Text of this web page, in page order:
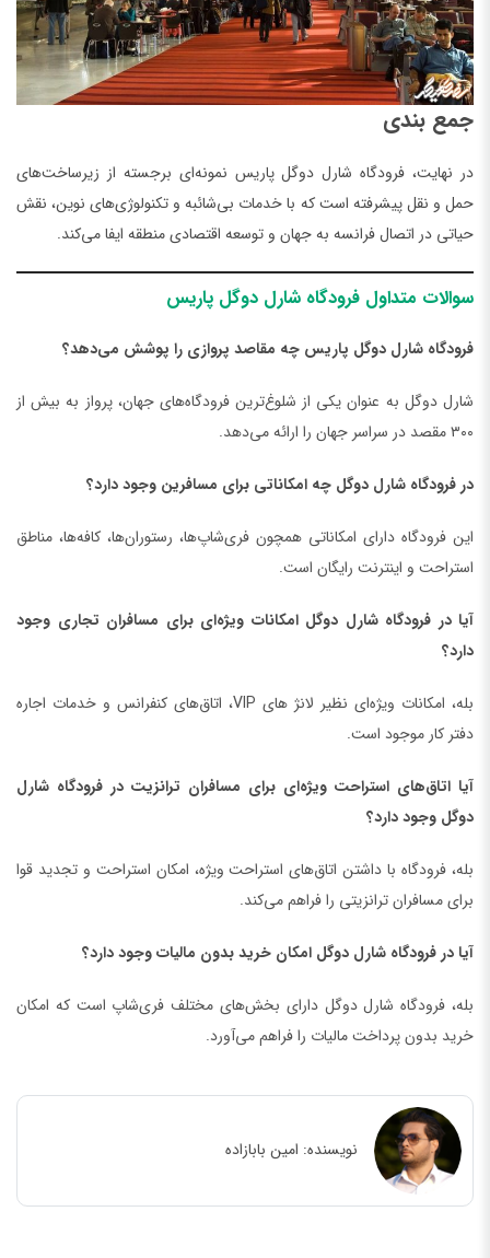
جمع بندی
در نهایت، فرودگاه شارل دوگل پاریس نمونه‌ای برجسته از زیرساخت‌های
حمل و نقل پیشرفته است که با خدمات بی‌شائبه و تکنولوژی‌های نوین، نقش
حیاتی در اتصال فرانسه به جهان و توسعه اقتصادی منطقه ایفا می‌کند.
سوالات متداول فرودگاه ‌شارل دوگل پاریس
فرودگاه شارل دوگل پاریس چه مقاصد پروازی را پوشش می‌دهد؟
شارل دوگل به عنوان یکی از شلوغ‌ترین فرودگا‌ه‌های جهان، پرواز به بیش از
۳۰۰ مقصد در سراسر جهان را ارائه می‌دهد.
در فرودگاه شارل دوگل چه امکاناتی برای مسافرین وجود دارد؟
این فرودگاه دارای امکاناتی همچون فری‌شاپ‌ها، رستوران‌ها، کافه‌ها، مناطق
استراحت و اینترنت رایگان است.
آیا در فرودگاه شارل دوگل امکانات ویژه‌ای برای مسافران تجاری وجود
دارد؟
بله، امکانات ویژه‌ای نظیر لانژ های VIP، اتاق‌های کنفرانس و خدمات اجاره
دفتر کار موجود است.
آیا اتاق‌های استراحت ویژه‌ای برای مسافران ترانزیت در فرودگاه شارل
دوگل وجود دارد؟
بله، فرودگاه با داشتن اتاق‌های استراحت ویژه، امکان استراحت و تجدید قوا
برای مسافران ترانزیتی را فراهم می‌کند.
آیا در فرودگاه شارل دوگل امکان خرید بدون مالیات وجود دارد؟
بله، فرودگاه شارل دوگل دارای بخش‌های مختلف فری‌شاپ است که امکان
خرید بدون پرداخت مالیات را فراهم می‌آورد.
نویسنده: امین بابازاده